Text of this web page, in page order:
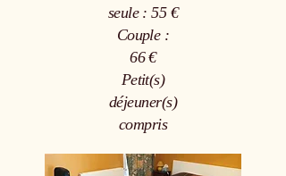
seule : 55 €
Couple :
66 €
Petit(s)
déjeuner(s)
compris